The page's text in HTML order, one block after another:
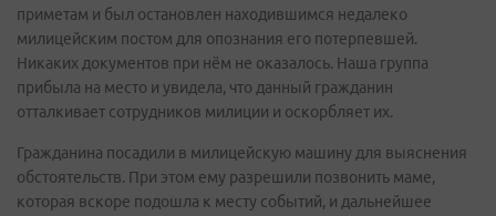
приметам и был остановлен находившимся недалеко
милицейским постом для опознания его потерпевшей.
Никаких документов при нём не оказалось. Наша группа
прибыла на место и увидела, что данный гражданин
отталкивает сотрудников милиции и оскорбляет их.
Гражданина посадили в милицейскую машину для выяснения
обстоятельств. При этом ему разрешили позвонить маме,
которая вскоре подошла к месту событий, и дальнейшее